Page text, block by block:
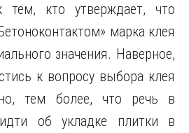
тем, кто утверждает, что
марка клея
значения. Наверное,
к вопросу выбора клея
тем более, что речь в
об укладке плитки в